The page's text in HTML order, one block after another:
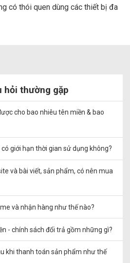
có thói quen dùng các thiết bị đa
hỏi thường gặp
cho bao nhiêu tên miền & bao
giới hạn thời gian sử dụng không?
và bài viết, sản phẩm, có nên mua
và nhận hàng như thế nào?
- chính sách đổi trả gồm những gì?
khi thanh toán sản phẩm như thế